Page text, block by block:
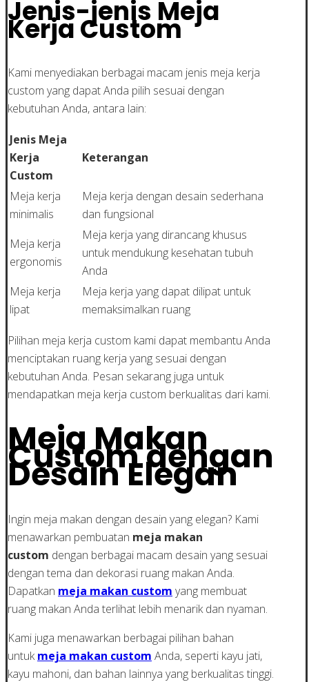
Jenis-jenis Meja
Kerja Custom
Kami menyediakan berbagai macam jenis meja kerja
custom yang dapat Anda pilih sesuai dengan
kebutuhan Anda, antara lain:
Jenis Meja
Kerja
Custom
Keterangan
Meja kerja
minimalis
Meja kerja dengan desain sederhana
dan fungsional
Meja kerja
ergonomis
Meja kerja yang dirancang khusus
untuk mendukung kesehatan tubuh
Anda
Meja kerja
lipat
Meja kerja yang dapat dilipat untuk
memaksimalkan ruang
Pilihan meja kerja custom kami dapat membantu Anda
menciptakan ruang kerja yang sesuai dengan
kebutuhan Anda. Pesan sekarang juga untuk
mendapatkan meja kerja custom berkualitas dari kami.
Meja Makan
Custom dengan
Desain Elegan
Ingin meja makan dengan desain yang elegan? Kami
menawarkan pembuatan meja makan
custom dengan berbagai macam desain yang sesuai
dengan tema dan dekorasi ruang makan Anda.
Dapatkan meja makan custom yang membuat
ruang makan Anda terlihat lebih menarik dan nyaman.
Kami juga menawarkan berbagai pilihan bahan
untukmeja makan custom Anda, seperti kayu jati,
kayu mahoni, dan bahan lainnya yang berkualitas tinggi.